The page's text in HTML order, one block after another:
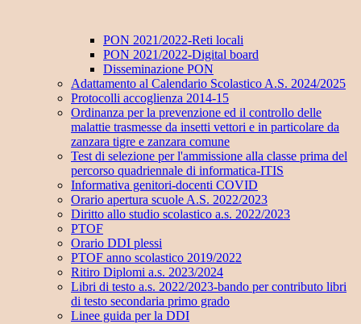
PON 2021/2022-Reti locali
PON 2021/2022-Digital board
Disseminazione PON
Adattamento al Calendario Scolastico A.S. 2024/2025
Protocolli accoglienza 2014-15
Ordinanza per la prevenzione ed il controllo delle
malattie trasmesse da insetti vettori e in particolare da
zanzara tigre e zanzara comune
Test di selezione per l'ammissione alla classe prima del
percorso quadriennale di informatica-ITIS
Informativa genitori-docenti COVID
Orario apertura scuole A.S. 2022/2023
Diritto allo studio scolastico a.s. 2022/2023
PTOF
Orario DDI plessi
PTOF anno scolastico 2019/2022
Ritiro Diplomi a.s. 2023/2024
Libri di testo a.s. 2022/2023-bando per contributo libri
di testo secondaria primo grado
Linee guida per la DDI